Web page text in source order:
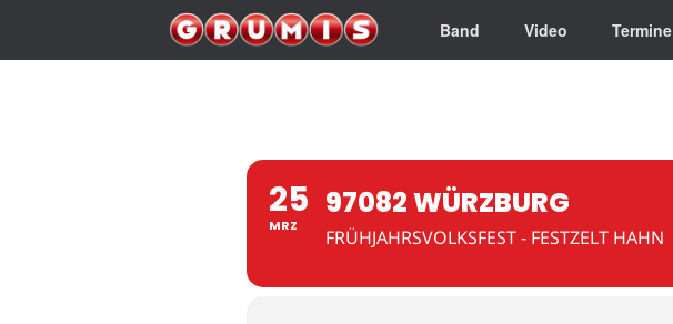
Band Video Termine
25
MRZ
97082 WÜRZBURG
FRÜHJAHRSVOLKSFEST - FESTZELT HAHN